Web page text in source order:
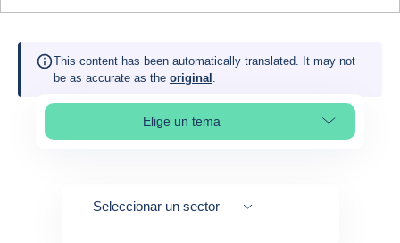
This content has been automatically translated. It may not
be as accurate as the original .
Elige un temaSelect page section
Seleccionar un sector